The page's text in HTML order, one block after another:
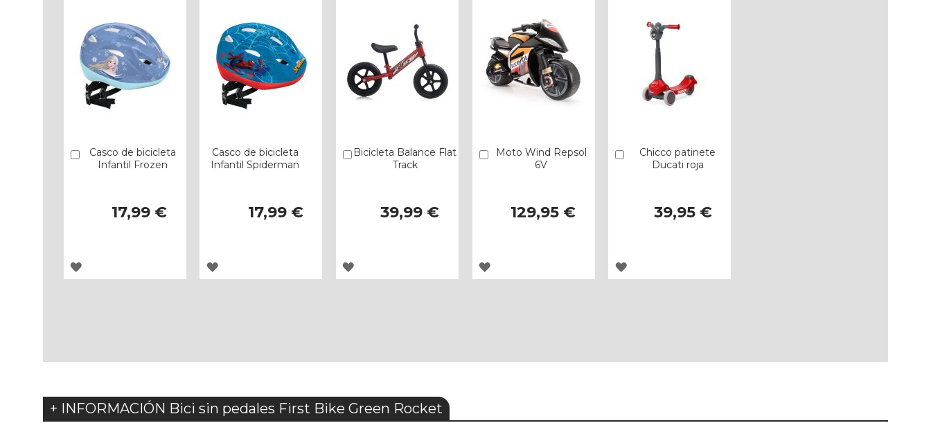
Casco de bicicleta
Infantil Frozen
17,99 €
Añadir
AGREGAR
Casco de bicicleta
Infantil Spiderman
17,99 €
AGREGAR
Bicicleta Balance Flat
Track
39,99 €
Añadir
AGREGAR
Moto Wind Repsol
6V
129,95 €
Añadir
AGREGAR
Chicco patinete
Ducati roja
39,95 €
Añadir
AGREGAR
+ INFORMACIÓN Bici sin pedales First Bike Green Rocket